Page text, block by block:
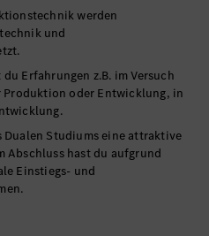
werden
und
Erfahrungen z.B. im Versuch
oder Entwicklung, in
Studiums eine attraktive
Abschluss hast du aufgrund
Einstiegs- und